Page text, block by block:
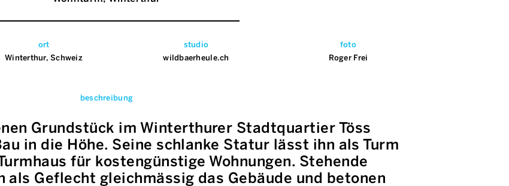
ort
Winterthur, Schweiz
studio
wildbaerheule.ch
foto
Roger Frei
beschreibung
Grundstück im Winterthurer Stadtquartier Töss
in die Höhe. Seine schlanke Statur lässt ihn als Turm
für kostengünstige Wohnungen. Stehende
als Geflecht gleichmässig das Gebäude und betonen